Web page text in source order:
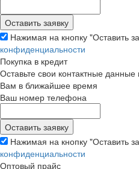
Нажимая на кнопку "Оставить
конфиденциальности
Покупка в кредит
Оставьте свои контактные
Вам в ближайшее время
Ваш номер телефона
Нажимая на кнопку "Оставить
конфиденциальности
Оптовый прайс